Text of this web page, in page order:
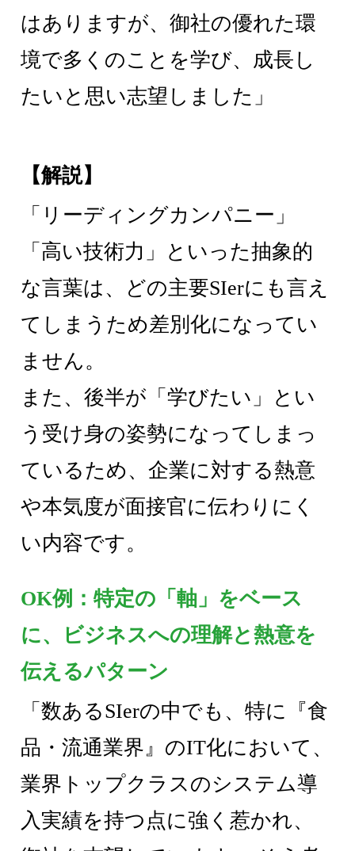
はありますが、御社の優れた環
境で多くのことを学び、成長し
たいと思い志望しました」
【解説】
「リーディングカンパニー」
「高い技術力」といった抽象的
な言葉は、どの主要SIerにも言え
てしまうため差別化になってい
ません。
また、後半が「学びたい」とい
う受け身の姿勢になってしまっ
ているため、企業に対する熱意
や本気度が面接官に伝わりにく
い内容です。
OK例：特定の「軸」をベース
に、ビジネスへの理解と熱意を
伝えるパターン
「数あるSIerの中でも、特に『食
品・流通業界』のIT化において、
業界トップクラスのシステム導
入実績を持つ点に強く惹かれ、